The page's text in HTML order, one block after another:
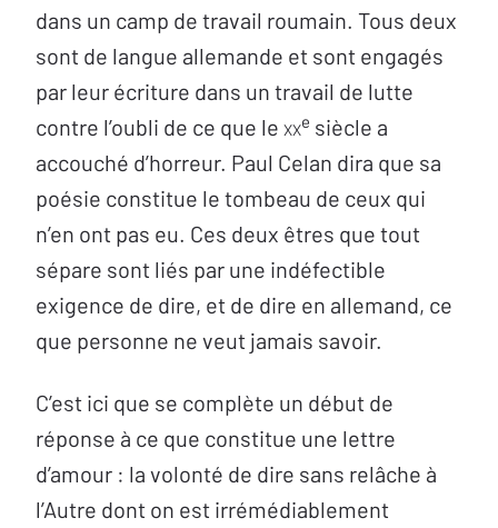
dans un camp de travail roumain. Tous deux
sont de langue allemande et sont engagés
par leur écriture dans un travail de lutte
contre l’oubli de ce que le XXe siècle a
accouché d’horreur. Paul Celan dira que sa
poésie constitue le tombeau de ceux qui
n’en ont pas eu. Ces deux êtres que tout
sépare sont liés par une indéfectible
exigence de dire, et de dire en allemand, ce
que personne ne veut jamais savoir.
C’est ici que se complète un début de
réponse à ce que constitue une lettre
d’amour : la volonté de dire sans relâche à
l’Autre dont on est irrémédiablement